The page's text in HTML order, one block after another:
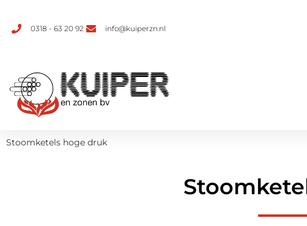
0318 - 63 20 92 info@kuiperzn.nl
Stoomketels hoge druk